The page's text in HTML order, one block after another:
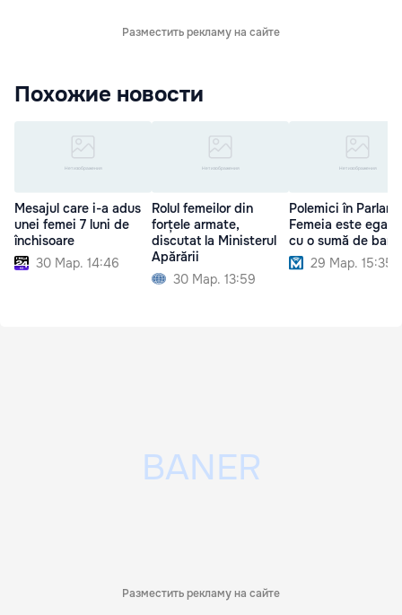
Разместить рекламу на сайте
Похожие новости
Mesajul care i-a adus
unei femei 7 luni de
închisoare
30 Мар. 14:46
Rolul femeilor din
forțele armate,
discutat la Ministerul
Apărării
30 Мар. 13:59
Polemici în
Femeia este
cu o sumă de bani
29 Мар. 15:35
Разместить рекламу на сайте